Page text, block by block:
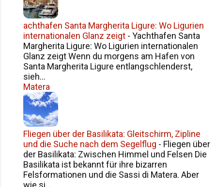
entdeckten wir etwas, das mein Herz
höher schlagen ließ: eine
Zitronenplantage , wie sie
bilderbuchmäßiger nicht hätte sein
achthafen Santa Margherita Ligure: Wo Ligurien
internationalen Glanz zeigt - Yachthafen Santa
Margherita Ligure: Wo Ligurien internationalen
Glanz zeigt Wenn du morgens am Hafen von
Santa Margherita Ligure entlangschlenderst,
sieh...
Matera
Fliegen über der Basilikata: Gleitschirm, Zipline
und die Suche nach dem Segelflug - Fliegen über
der Basilikata: Zwischen Himmel und Felsen Die
Basilikata ist bekannt für ihre bizarren
Felsformationen und die Sassi di Matera. Aber